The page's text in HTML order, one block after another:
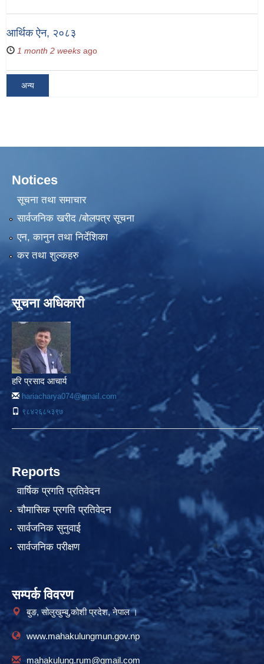
आर्थिक ऐन, २०८३
1 month 2 weeks ago
अन्य
Notices
सूचना तथा समाचार
सार्वजनिक खरीद /बोलपत्र सूचना
एन, कानुन तथा निर्देशिका
कर तथा शुल्कहरु
सूचना अधिकारी
हरि प्रसाद आचार्य
hariacharya074@gmail.com
९८४२६८५३९७
Reports
वार्षिक प्रगति प्रतिवेदन
चौमासिक प्रगति प्रतिवेदन
सार्वजनिक सुनुवाई
सार्वजनिक परीक्षण
सम्पर्क विवरण
बुङ, सोलुखुम्बु,कोशी प्रदेश, नेपाल ।
www.mahakulungmun.gov.np
mahakulung.rum@gmail.com